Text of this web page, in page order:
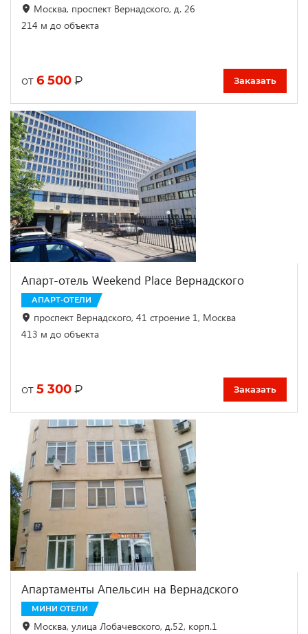
Москва, проспект Вернадского, д. 26
214 м до объекта
от 6 500 ₽ Заказать
Апарт-отель Weekend Place Вернадского
АПАРТ-ОТЕЛИ
проспект Вернадского, 41 строение 1, Москва
413 м до объекта
от 5 300 ₽ Заказать
Апартаменты Апельсин на Вернадского
МИНИ ОТЕЛИ
Москва, улица Лобачевского, д.52, корп.1